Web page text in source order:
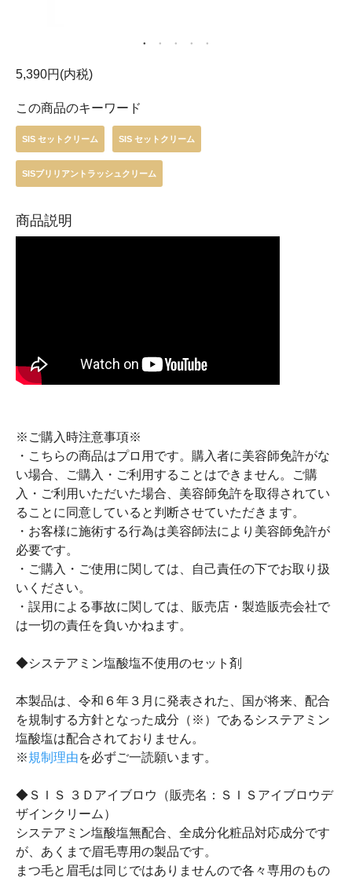
5,390円(内税)
この商品のキーワード
SIS セットクリーム SIS セットクリーム
SISブリリアントラッシュクリーム
商品説明
※ご購入時注意事項※
・こちらの商品はプロ用です。購入者に美容師免許がな
い場合、ご購入・ご利用することはできません。ご購
入・ご利用いただいた場合、美容師免許を取得されてい
ることに同意していると判断させていただきます。
・お客様に施術する行為は美容師法により美容師免許が
必要です。
・ご購入・ご使用に関しては、自己責任の下でお取り扱
いください。
・誤用による事故に関しては、販売店・製造販売会社で
は一切の責任を負いかねます。
◆システアミン塩酸塩不使用のセット剤
本製品は、令和６年３月に発表された、国が将来、配合
を規制する方針となった成分（※）であるシステアミン
塩酸塩は配合されておりません。
※規制理由を必ずご一読願います。
◆ＳＩＳ ３Ｄアイブロウ（販売名：ＳＩＳアイブロウデ
ザインクリーム）
システアミン塩酸塩無配合、全成分化粧品対応成分です
が、あくまで眉毛専用の製品です。
まつ毛と眉毛は同じではありませんので各々専用のもの